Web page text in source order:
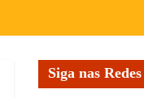
Siga nas